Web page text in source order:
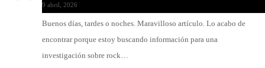
9 abril, 2026
Buenos días, tardes o noches. Maravilloso artículo. Lo acabo de
encontrar porque estoy buscando información para una
investigación sobre rock…